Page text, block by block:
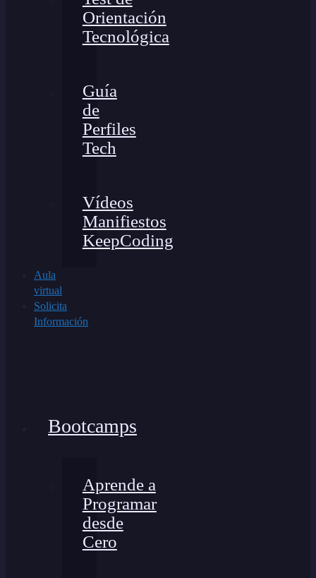
Orientación
Tecnológica
Guía
de
Perfiles
Tech
Vídeos
Manifiestos
KeepCoding
Aula
virtual
Solicita
Información
Bootcamps
Aprende a
Programar
desde
Cero